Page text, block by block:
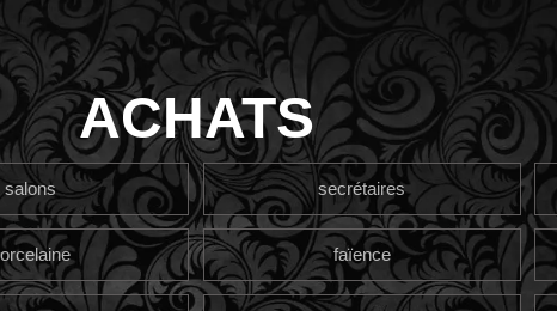
ACHATS
salons secrétaires
faïence